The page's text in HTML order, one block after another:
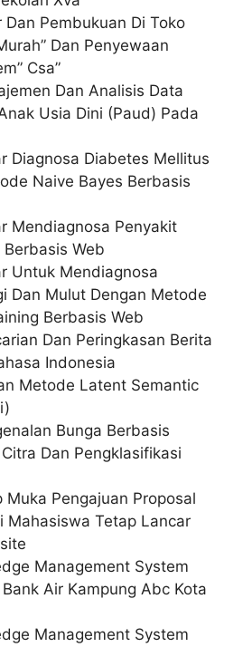
Dan Pembukuan Di Toko
Dan Penyewaan
Csa”
Dan Analisis Data
Usia Dini (Paud) Pada
Diagnosa Diabetes Mellitus
Naive Bayes Berbasis
Mendiagnosa Penyakit
Berbasis Web
Untuk Mendiagnosa
Dan Mulut Dengan Metode
Berbasis Web
Dan Peringkasan Berita
Indonesia
Metode Latent Semantic
Bunga Berbasis
Dan Pengklasifikasi
Muka Pengajuan Proposal
Mahasiswa Tetap Lancar
Management System
Air Kampung Abc Kota
Management System